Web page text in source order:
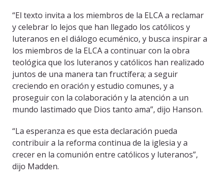
“El texto invita a los miembros de la ELCA a reclamar
y celebrar lo lejos que han llegado los católicos y
luteranos en el diálogo ecuménico, y busca inspirar a
los miembros de la ELCA a continuar con la obra
teológica que los luteranos y católicos han realizado
juntos de una manera tan fructífera; a seguir
creciendo en oración y estudio comunes, y a
proseguir con la colaboración y la atención a un
mundo lastimado que Dios tanto ama”, dijo Hanson.
“La esperanza es que esta declaración pueda
contribuir a la reforma continua de la iglesia y a
crecer en la comunión entre católicos y luteranos”,
dijo Madden.